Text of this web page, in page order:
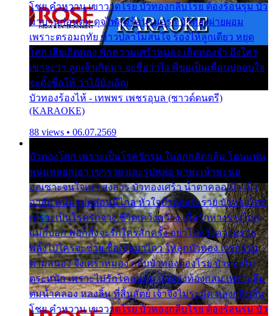
โชย คำหวาน เขาวาดโรย บัวทองกลีบโรย ต้องร้อนรุม บัว
มาบานก่อนตูม ดุจไฟสุมร้อนรุมอุรา บัวทองผ่ายผอม
เพราะตรอมฤทัย ข้าวปลาไม่สนใจ ร้องไห้ลูกเดียว หยุด
โศก เสียเถิดทอง พักความเศร้าหมอง เถิดทองจ๋า ถึงใคร
เขาจะว่า ลูกเจ้าเกิดมา จะชื่อว่าไง พี่ขอเป็นเพื่อนปลอบใจ
จะตั้งชื่อให้ ว่าไอ้บังเอิญ
บัวทองร้องไห้ - เทพพร เพชรอุบล (ซาวด์ดนตรี)
(KARAOKE)
88 views • 06.07.2569
บัวทองโศก เพราะเป็นโรครักรุม ในอกกลัดกลุ้ม โดนแฟน
หนุ่มหลอกเอา เขารวย และรูปหล่อ มาพะเน้าพะนอ
ออเซาะจนใจเบา สงสาร บัวทองเศร้า น้ำตาคลอเบ้า เฝ้า
อาลัย หนุ่มรูปหล่อหนีไกล หัวใจบัวทองระรวย บัวทองโศก
เพราะเป็นโรครักจาง ชีวิตเคว้งคว้าง เมื่อรักห่างร้างไกล
แม่ก็บอก พ่อก็สั่งจะรักใครสักครั้ง อย่าไปหวังความรวย
พลั้งไปใครจะช่วย ซื้อเปลมาไกว ให้ลูกบัวทอง เวรกรรม
ตามสนอง จึงเศร้าหมอง กลีบบัวทองต้องโรย บัวทองไม่
ตระหนัก เพราะไม่รักโคลนตม บัวทองท้องกลม เพราะลืม
ตมน้ำคลอง หลงลิ้น ที่สิ้นสัตย์ เจ้าจึงไม่ระมัด หลงกลิ่นลิ้น
โชย คำหวาน เขาวาดโรย บัวทองกลีบโรย ต้องร้อนรุม บัว